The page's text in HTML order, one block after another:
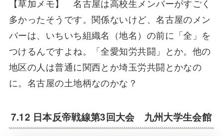
【草加メモ】 名古屋は高校生メンバーがすごく
多かったそうです。関係ないけど、名古屋のメン
バーは、いちいち組織名（地名）の前に「全」を
つけるんですよね。「全愛知労共闘」とか。他の
地区の人は普通に関西とか埼玉労共闘とかなの
に。名古屋の土地柄なのかな？
7.12 日本反帝戦線第3回大会九州大学生会館